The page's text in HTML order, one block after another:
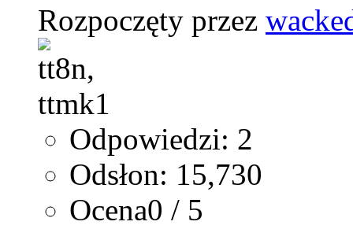
Rozpoczęty przez
Odpowiedzi: 2
Odsłon: 15,730
Ocena0 / 5